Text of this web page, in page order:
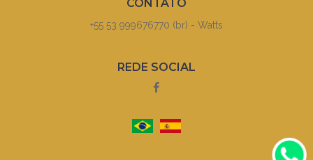
CONTATO
+55 53 999676770 (br) - Watts
REDE SOCIAL